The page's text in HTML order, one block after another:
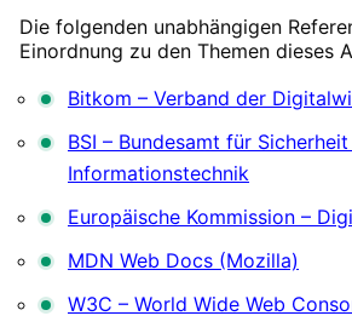
Die folgenden unabhängigen
Einordnung zu den Themen dieses
Bitkom – Verband der
BSI – Bundesamt für
Informationstechnik
Europäische Kommission –
MDN Web Docs (Mozilla)
W3C – World Wide Web